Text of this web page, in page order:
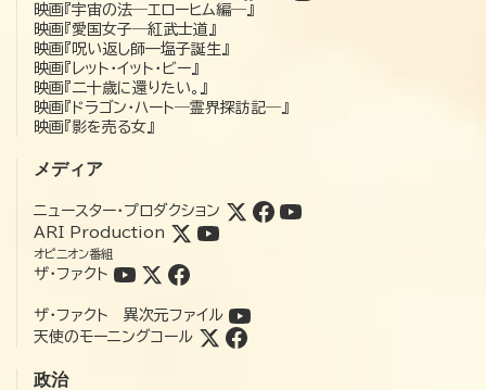
映画『宇宙の法―エローヒム編―』
映画『愛国女子―紅武士道』
映画『呪い返し師—塩子誕生』
映画『レット・イット・ビー』
映画『二十歳に還りたい。』
映画『ドラゴン・ハート―霊界探訪記―』
映画『影を売る女』
メディア
ニュースター・プロダクション
ARI Production
オピニオン番組
ザ・ファクト
ザ・ファクト 異次元ファイル
天使のモーニングコール
政治